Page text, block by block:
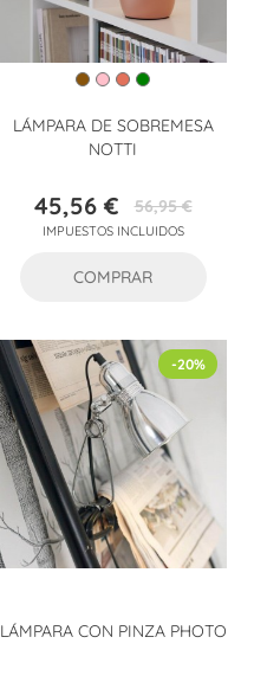
LÁMPARA DE SOBREMESA
NOTTI
Precio
45,56 €Precio
base
56,95 €
IMPUESTOS INCLUIDOS
COMPRAR
LÁMPARA CON PINZA PHOTO
-20%